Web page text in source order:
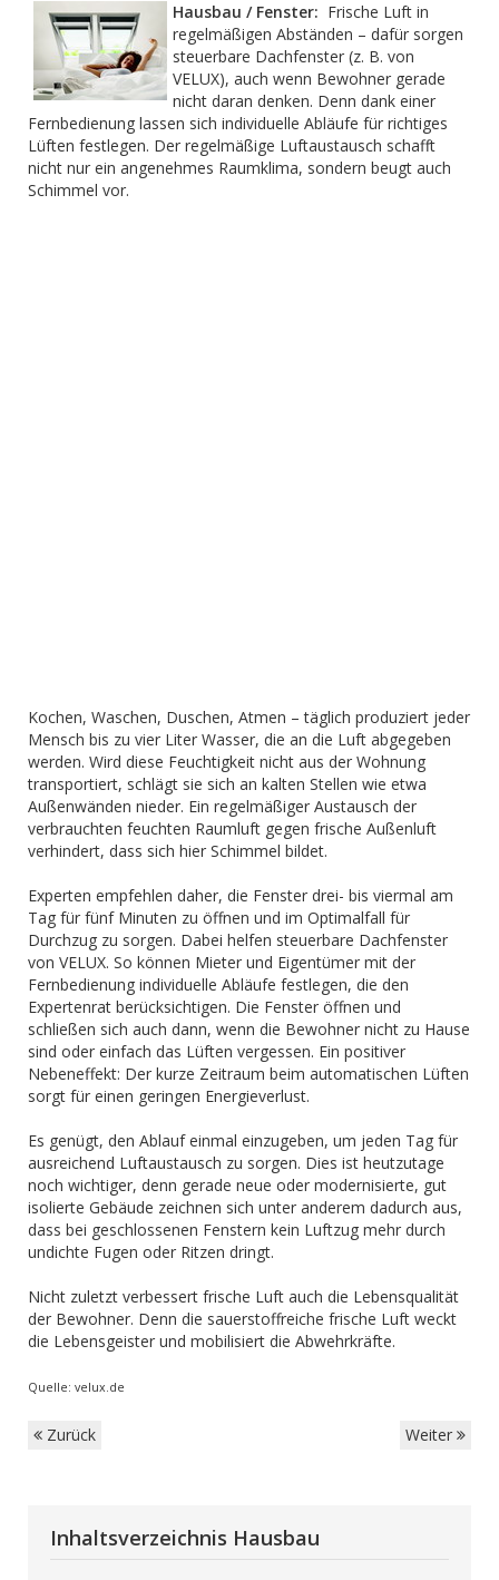
Hausbau / Fenster: Frische Luft in
regelmäßigen Abständen – dafür sorgen
steuerbare Dachfenster (z. B. von
VELUX), auch wenn Bewohner gerade
nicht daran denken. Denn dank einer
Fernbedienung lassen sich individuelle Abläufe für richtiges
Lüften festlegen. Der regelmäßige Luftaustausch schafft
nicht nur ein angenehmes Raumklima, sondern beugt auch
Schimmel vor.
Kochen, Waschen, Duschen, Atmen – täglich produziert jeder
Mensch bis zu vier Liter Wasser, die an die Luft abgegeben
werden. Wird diese Feuchtigkeit nicht aus der Wohnung
transportiert, schlägt sie sich an kalten Stellen wie etwa
Außenwänden nieder. Ein regelmäßiger Austausch der
verbrauchten feuchten Raumluft gegen frische Außenluft
verhindert, dass sich hier Schimmel bildet.
Experten empfehlen daher, die Fenster drei- bis viermal am
Tag für fünf Minuten zu öffnen und im Optimalfall für
Durchzug zu sorgen. Dabei helfen steuerbare Dachfenster
von VELUX. So können Mieter und Eigentümer mit der
Fernbedienung individuelle Abläufe festlegen, die den
Expertenrat berücksichtigen. Die Fenster öffnen und
schließen sich auch dann, wenn die Bewohner nicht zu Hause
sind oder einfach das Lüften vergessen. Ein positiver
Nebeneffekt: Der kurze Zeitraum beim automatischen Lüften
sorgt für einen geringen Energieverlust.
Es genügt, den Ablauf einmal einzugeben, um jeden Tag für
ausreichend Luftaustausch zu sorgen. Dies ist heutzutage
noch wichtiger, denn gerade neue oder modernisierte, gut
isolierte Gebäude zeichnen sich unter anderem dadurch aus,
dass bei geschlossenen Fenstern kein Luftzug mehr durch
undichte Fugen oder Ritzen dringt.
Nicht zuletzt verbessert frische Luft auch die Lebensqualität
der Bewohner. Denn die sauerstoffreiche frische Luft weckt
die Lebensgeister und mobilisiert die Abwehrkräfte.
Quelle: velux.de
Zurück Weiter
Inhaltsverzeichnis Hausbau